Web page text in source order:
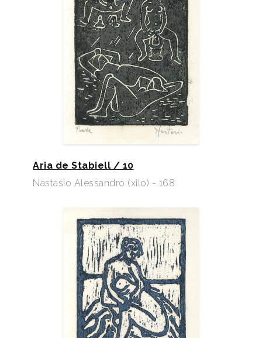
Aria de Stabiell / 10
Nastasio Alessandro (xilo) - 168